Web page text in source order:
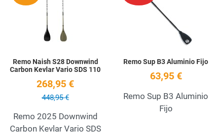
Remo Naish S28 Downwind
Carbon Kevlar Vario SDS 110
268,95 €
448,95 €
Remo 2025 Downwind
Carbon Kevlar Vario SDS
Remo Sup B3 Aluminio Fijo
63,95 €
Remo Sup B3 Aluminio
Fijo